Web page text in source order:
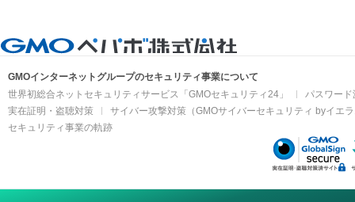
GMOインターネットグループのセキュリティ事業について
世界初総合ネットセキュリティサービス「GMOセキュリティ24」
パスワー
実在証明・盗聴対策
サイバー攻撃対策（GMOサイバーセキュリティ byイエ
セキュリティ事業の軌跡